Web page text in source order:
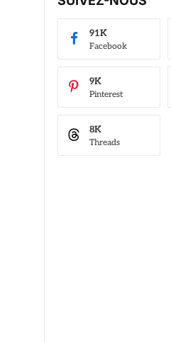
Facebook
91K
Pinterest
9K
Threads
8K